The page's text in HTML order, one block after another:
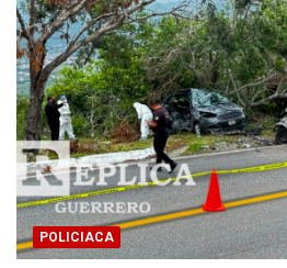
POLICIACA